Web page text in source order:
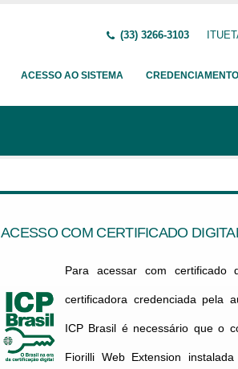
(33) 3266-3103
ACESSO AO SISTEMA CREDENCIAMENTO
ACESSO COM CERTIFICADO
Para acessar com certificado
certificadora credenciada pela
ICP Brasil é necessário que o
Fiorilli Web Extension